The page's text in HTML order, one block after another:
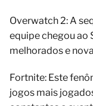
Overwatch 2: A
equipe chegou ao
melhorados e
Fortnite: Este
jogos mais